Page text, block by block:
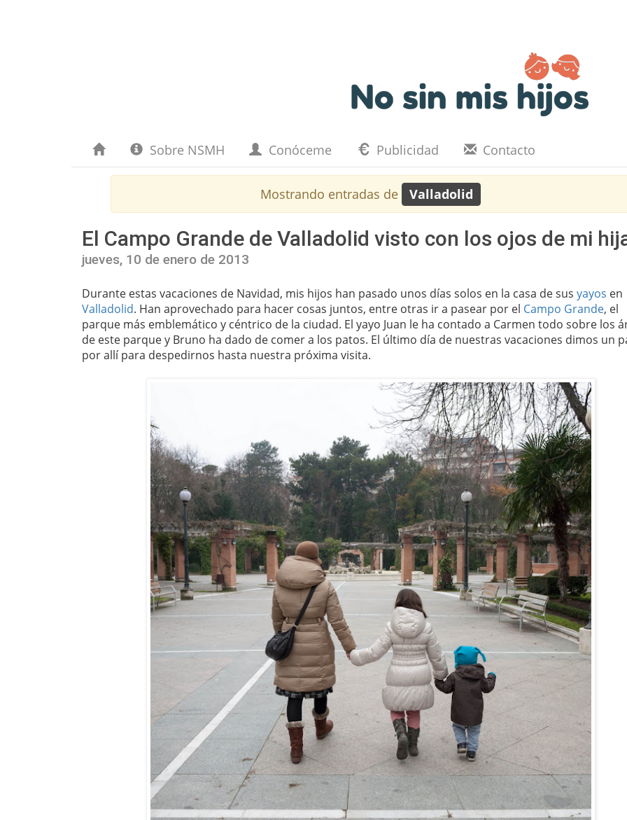
Sobre NSMH Conóceme Publicidad Contacto
Mostrando entradas de Valladolid
El Campo Grande de Valladolid visto con los ojos de mi
jueves, 10 de enero de 2013
Durante estas vacaciones de Navidad, mis hijos han pasado unos días solos en la casa de sus yayos en
Valladolid. Han aprovechado para hacer cosas juntos, entre otras ir a pasear por el Campo Grande, el
parque más emblemático y céntrico de la ciudad. El yayo Juan le ha contado a Carmen todo sobre los
de este parque y Bruno ha dado de comer a los patos. El último día de nuestras vacaciones dimos un
por allí para despedirnos hasta nuestra próxima visita.